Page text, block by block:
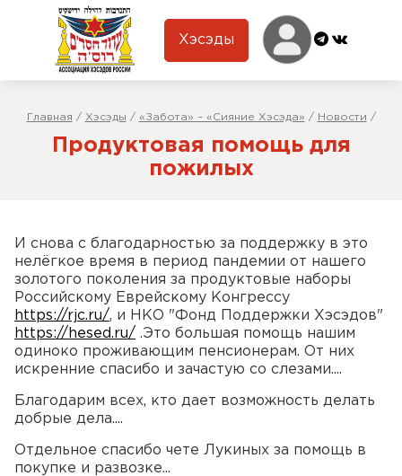
Хэсэды
Главная / Хэсэды / «Забота» – «Сияние Хэсэда» / Новости /
Продуктовая помощь для
пожилых
И снова с благодарностью за поддержку в это
нелёгкое время в период пандемии от нашего
золотого поколения за продуктовые наборы
Российскому Еврейскому Конгрессу
https://rjc.ru/, и НКО "Фонд Поддержки Хэсэдов"
https://hesed.ru/ .Это большая помощь нашим
одиноко проживающим пенсионерам. От них
искренние спасибо и зачастую со слезами....
Благодарим всех, кто дает возможность делать
добрые дела....
Отдельное спасибо чете Лукиных за помощь в
покупке и развозке...